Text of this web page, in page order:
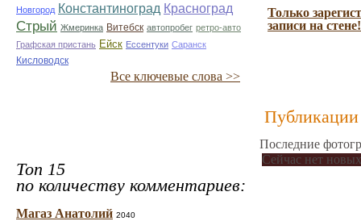
Новгород Константиноград Красноград
Стрый Жмеринка Витебск автопробег ретро-авто
Графская пристань Ейск Ессентуки Саранск
Кисловодск
Все ключевые слова >>
Топ 15
по количеству комментариев:
Магаз Анатолий 2040
Только
записи на стене!
Публикации
Последние
Сейчас нет